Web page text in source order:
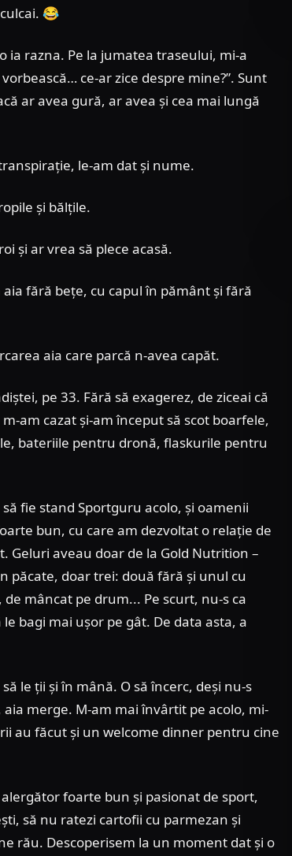
😂
ia razna. Pe la jumatea traseului, mi-a
ce-ar zice despre mine?”. Sunt
ar avea gură, ar avea și cea mai lungă
le-am dat și nume.
și bălțile.
și ar vrea să plece acasă.
fără bețe, cu capul în pământ și fără
aia care parcă n-avea capăt.
pe 33. Fără să exagerez, de ziceai că
am cazat și-am început să scot boarfele,
bateriile pentru dronă, flaskurile pentru
fie stand Sportguru acolo, și oamenii
bun, cu care am dezvoltat o relație de
Geluri aveau doar de la Gold Nutrition –
păcate, doar trei: două fără și unul cu
mâncat pe drum... Pe scurt, nu-s ca
bagi mai ușor pe gât. De data asta, a
le ții și în mână. O să încerc, deși nu-s
merge. M-am mai învârtit pe acolo, mi-
au făcut și un welcome dinner pentru cine
foarte bun și pasionat de sport,
să nu ratezi cartofii cu parmezan și
rău. Descoperisem la un moment dat și o